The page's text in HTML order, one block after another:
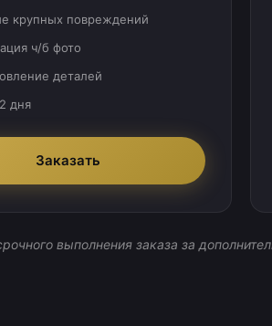
крупных повреждений
ч/б фото
деталей
дня
Заказать
выполнения заказа за